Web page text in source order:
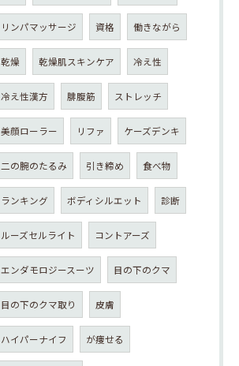
リンパマッサージ 資格 働きながら
乾燥 乾燥肌スキンケア 冷え性
冷え性漢方 腓腹筋 ストレッチ
美顔ローラー リファ ケーズデンキ
二の腕のたるみ 引き締め 食べ物
ランキング ボディシルエット 診断
ルーズセルライト コントアーズ
エンダモロジースーツ 目の下のクマ
目の下のクマ取り 皮膚
ハイパーナイフ が痩せる